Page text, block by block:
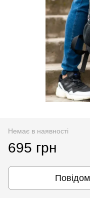
Немає в наявності
695 грн